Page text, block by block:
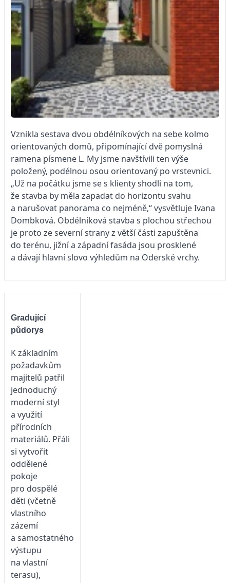
Vznikla sestava dvou obdélníkových na sebe kolmo
orientovaných domů, připomínající dvě pomyslná
ramena písmene L. My jsme navštívili ten výše
položený, podélnou osou orientovaný po vrstevnici.
„Už na počátku jsme se s klienty shodli na tom,
že stavba by měla zapadat do horizontu svahu
a narušovat panorama co nejméně,“ vysvětluje Ivana
Dombková. Obdélníková stavba s plochou střechou
je proto ze severní strany z větší části zapuštěna
do terénu, jižní a západní fasáda jsou prosklené
a dávají hlavní slovo výhledům na Oderské vrchy.
Gradující
půdorys
K základním
požadavkům
majitelů patřil
jednoduchý
moderní styl
a využití
přírodních
materiálů. Přáli
si vytvořit
oddělené
pokoje
pro dospělé
děti (včetně
vlastního
zázemí
a samostatného
výstupu
na vlastní
terasu),